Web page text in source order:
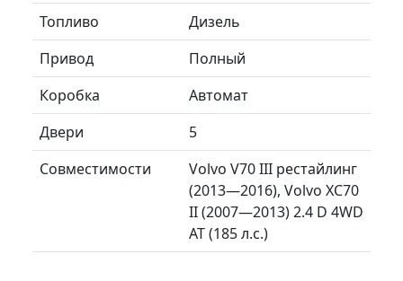
Топливо
Дизель
Привод
Полный
Коробка
Автомат
Двери
5
Совместимости
Volvo V70 III рестайлинг
(2013—2016), Volvo XC70
II (2007—2013) 2.4 D 4WD
AT (185 л.с.)